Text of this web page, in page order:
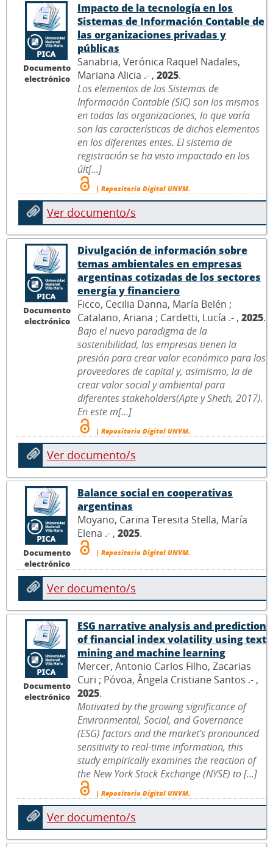
Documento
electrónico
Impacto de la tecnología en los
Sistemas de Información Contable de
las organizaciones privadas y
públicas
Sanabria, Verónica Raquel Nadales,
Mariana Alicia .- , 2025.
Los elementos de los Sistemas de
Información Contable (SIC) son los mismos
en todas las organizaciones, lo que varía
son las características de dichos elementos
en los diferentes entes. El sistema de
registración se ha visto impactado en los
últ[...]
| Repositorio Digital UNVM.
Ver documento/s
Documento
electrónico
Divulgación de información sobre
temas ambientales en empresas
argentinas cotizadas de los sectores
energía y financiero
Ficco, Cecilia Danna, María Belén ;
Catalano, Ariana ; Cardetti, Lucía .- , 2025.
Bajo el nuevo paradigma de la
sostenibilidad, las empresas tienen la
presión para crear valor económico para los
proveedores de capital y, asimismo, la de
crear valor social y ambiental para
diferentes stakeholders(Apte y Sheth, 2017).
En este m[...]
| Repositorio Digital UNVM.
Ver documento/s
Documento
electrónico
Balance social en cooperativas
argentinas
Moyano, Carina Teresita Stella, María
Elena .- , 2025.
| Repositorio Digital UNVM.
Ver documento/s
Documento
electrónico
ESG narrative analysis and prediction
of financial index volatility using text
mining and machine learning
Mercer, Antonio Carlos Filho, Zacarias
Curi ; Póvoa, Ângela Cristiane Santos .- ,
2025.
Motivated by the growing significance of
Environmental, Social, and Governance
(ESG) factors and the market's pronounced
sensitivity to real-time information, this
study empirically examines the reaction of
the New York Stock Exchange (NYSE) to [...]
| Repositorio Digital UNVM.
Ver documento/s